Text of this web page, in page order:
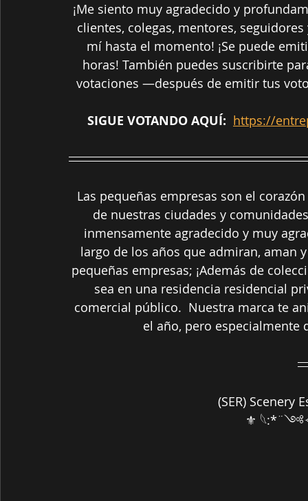
¡Me siento muy agradecido y
clientes, colegas, mentores,
mí hasta el momento! ¡Se puede
horas! También puedes suscribirte
votaciones —después de emitir tus
SIGUE VOTANDO AQUÍ: https://
Las pequeñas empresas son el
de nuestras ciudades y
inmensamente agradecido y muy
largo de los años que admiran, aman
pequeñas empresas; ¡Además de
sea en una residencia residencial
comercial público.  Nuestra marca te
el año, pero especialmente
(SER) Scenery
⚜